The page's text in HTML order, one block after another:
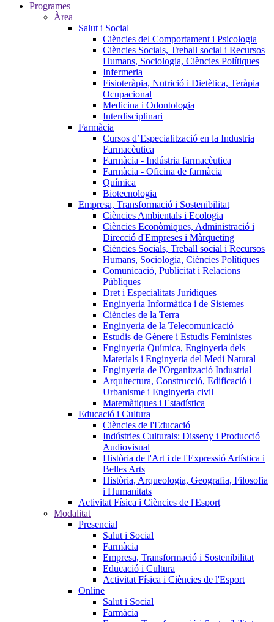
Programes
Àrea
Salut i Social
Ciències del Comportament i Psicologia
Ciències Socials, Treball social i Recursos
Humans, Sociologia, Ciències Polítiques
Infermeria
Fisioteràpia, Nutrició i Dietètica, Teràpia
Ocupacional
Medicina i Odontologia
Interdisciplinari
Farmàcia
Cursos d’Especialització en la Industria
Farmacèutica
Farmàcia - Indústria farmacèutica
Farmàcia - Oficina de farmàcia
Química
Biotecnologia
Empresa, Transformació i Sostenibilitat
Ciències Ambientals i Ecologia
Ciències Econòmiques, Administració i
Direcció d'Empreses i Màrqueting
Ciències Socials, Treball social i Recursos
Humans, Sociologia, Ciències Polítiques
Comunicació, Publicitat i Relacions
Públiques
Dret i Especialitats Jurídiques
Enginyeria Informàtica i de Sistemes
Ciències de la Terra
Enginyeria de la Telecomunicació
Estudis de Gènere i Estudis Feministes
Enginyeria Química, Enginyeria dels
Materials i Enginyeria del Medi Natural
Enginyeria de l'Organització Industrial
Arquitectura, Construcció, Edificació i
Urbanisme i Enginyeria civil
Matemàtiques i Estadística
Educació i Cultura
Ciències de l'Educació
Indústries Culturals: Disseny i Producció
Audiovisual
Història de l'Art i de l'Expressió Artística i
Belles Arts
Història, Arqueologia, Geografia, Filosofia
i Humanitats
Activitat Física i Ciències de l'Esport
Modalitat
Presencial
Salut i Social
Farmàcia
Empresa, Transformació i Sostenibilitat
Educació i Cultura
Activitat Física i Ciències de l'Esport
Online
Salut i Social
Farmàcia